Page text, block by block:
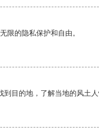
限的隐私保护和自由。
到目的地，了解当地的风土